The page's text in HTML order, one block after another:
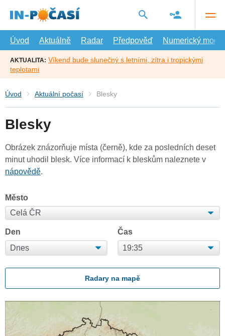
hlavní
Úvod
Aktuálně Radar Předpověď Numerický model
AKTUALITA: Víkend bude slunečný s letními, zítra i tropickými
teplotami
Úvod Aktuální počasí Blesky
Blesky
Obrázek znázorňuje místa (černě), kde za posledních deset
minut uhodil blesk. Více informací k bleskům naleznete v
nápovědě.
Město
Den Čas
Radary na mapě